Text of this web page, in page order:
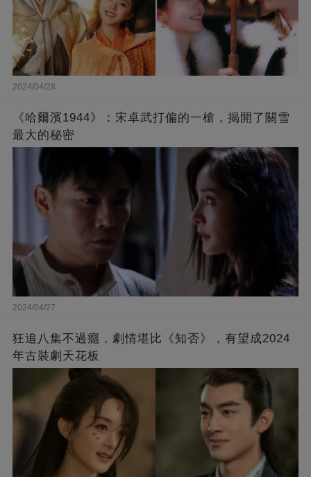
2024/04/28
《哈爾濱1944》：宋卓武打偏的一槍，揭開了關雪
最大的秘密
2024/04/27
狂追八集不過癮，劇情堪比《知否》，有望成2024
年古裝劇天花板